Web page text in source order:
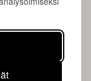
Wine and